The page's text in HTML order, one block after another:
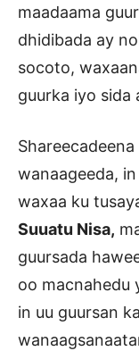
maadaama
dhidibada ay
socoto,
guurka iyo sida
wanaageeda,
waxaa ku
Suuatu Nisa,
guursada
oo macnahedu
in uu guursan